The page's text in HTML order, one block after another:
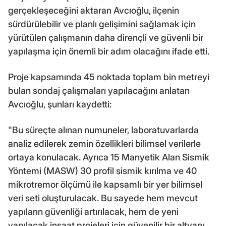
gerçekleşeceğini aktaran Avcıoğlu, ilçenin
sürdürülebilir ve planlı gelişimini sağlamak için
yürütülen çalışmanın daha dirençli ve güvenli bir
yapılaşma için önemli bir adım olacağını ifade etti.
Proje kapsamında 45 noktada toplam bin metreyi
bulan sondaj çalışmaları yapılacağını anlatan
Avcıoğlu, şunları kaydetti:
"Bu süreçte alınan numuneler, laboratuvarlarda
analiz edilerek zemin özellikleri bilimsel verilerle
ortaya konulacak. Ayrıca 15 Manyetik Alan Sismik
Yöntemi (MASW) 30 profil sismik kırılma ve 40
mikrotremor ölçümü ile kapsamlı bir yer bilimsel
veri seti oluşturulacak. Bu sayede hem mevcut
yapıların güvenliği artırılacak, hem de yeni